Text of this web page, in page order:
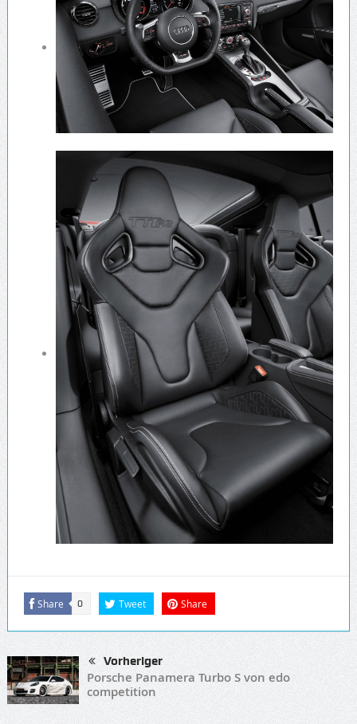
Share 0 Tweet Share
Vorheriger
Porsche Panamera Turbo S von edo
competition